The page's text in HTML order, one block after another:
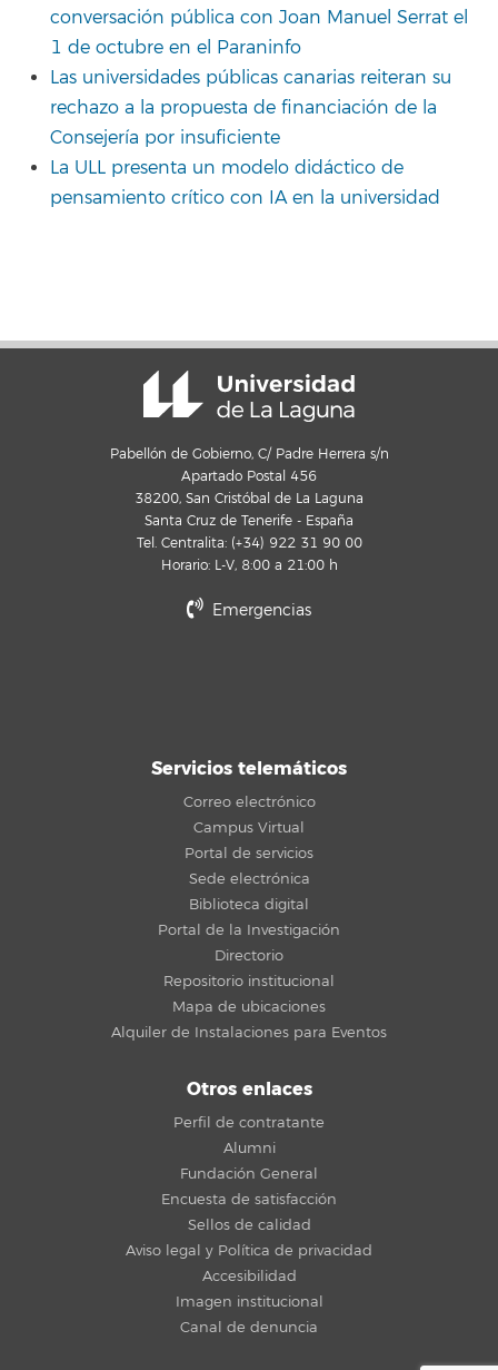
conversación pública con Joan Manuel Serrat el
1 de octubre en el Paraninfo
Las universidades públicas canarias reiteran su
rechazo a la propuesta de financiación de la
Consejería por insuficiente
La ULL presenta un modelo didáctico de
pensamiento crítico con IA en la universidad
Pabellón de Gobierno, C/ Padre Herrera s/n
Apartado Postal 456
38200, San Cristóbal de La Laguna
Santa Cruz de Tenerife - España
Tel. Centralita: (+34) 922 31 90 00
Horario: L-V, 8:00 a 21:00 h
Emergencias
Servicios telemáticos
Correo electrónico
Campus Virtual
Portal de servicios
Sede electrónica
Biblioteca digital
Portal de la Investigación
Directorio
Repositorio institucional
Mapa de ubicaciones
Alquiler de Instalaciones para Eventos
Otros enlaces
Perfil de contratante
Alumni
Fundación General
Encuesta de satisfacción
Sellos de calidad
Aviso legal y Política de privacidad
Accesibilidad
Imagen institucional
Canal de denuncia